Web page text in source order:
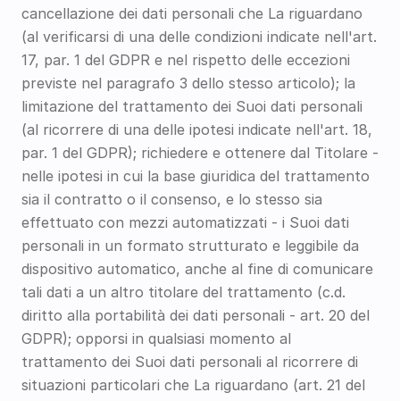
cancellazione dei dati personali che La riguardano
(al verificarsi di una delle condizioni indicate nell'art.
17, par. 1 del GDPR e nel rispetto delle eccezioni
previste nel paragrafo 3 dello stesso articolo); la
limitazione del trattamento dei Suoi dati personali
(al ricorrere di una delle ipotesi indicate nell'art. 18,
par. 1 del GDPR); richiedere e ottenere dal Titolare -
nelle ipotesi in cui la base giuridica del trattamento
sia il contratto o il consenso, e lo stesso sia
effettuato con mezzi automatizzati - i Suoi dati
personali in un formato strutturato e leggibile da
dispositivo automatico, anche al fine di comunicare
tali dati a un altro titolare del trattamento (c.d.
diritto alla portabilità dei dati personali - art. 20 del
GDPR); opporsi in qualsiasi momento al
trattamento dei Suoi dati personali al ricorrere di
situazioni particolari che La riguardano (art. 21 del